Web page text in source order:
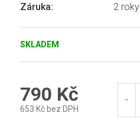
SKLADEM
Záruka: 2 roky
790 Kč
653 Kč bez DPH